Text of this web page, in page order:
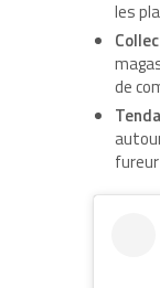
les
de